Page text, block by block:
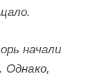
начали
Однако,